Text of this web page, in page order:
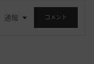
通報 コメント